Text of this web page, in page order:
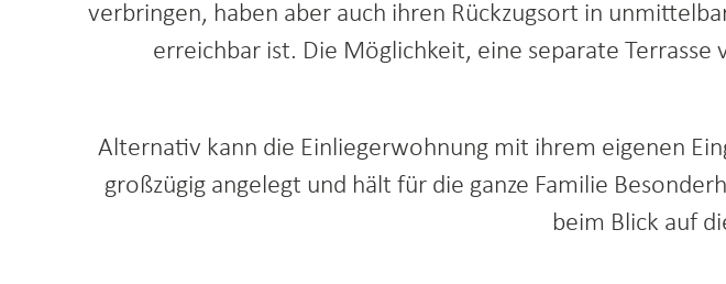
verbringen, haben aber auch ihren Rückzugsort in
erreichbar ist. Die Möglichkeit, eine separate
Alternativ kann die Einliegerwohnung mit ihrem eigenen
großzügig angelegt und hält für die ganze Familie
beim Blick auf